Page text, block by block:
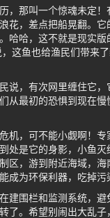
，那叫一个惊魂未定
花，差点把船晃翻。
哈哈，这不就是现实
这鱼也给渔民们带来
说，有次网里缠住它
从最初的恐惧到现在慢
机，可不能小觑啊！
处是它的身影，小鱼
区，游到附近海域，
成为环保利器，吃掉
建围栏和监测系统，
了。希望别闹出大乱子